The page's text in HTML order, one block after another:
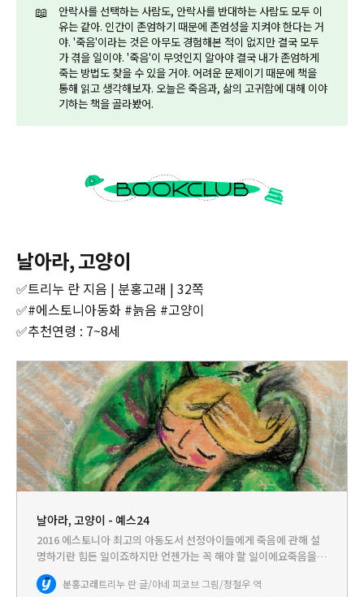
📖
안락사를 선택하는 사람도, 안락사를 반대하는 사람도 모두 이
유는 같아. 인간이 존엄하기 때문에 존엄성을 지켜야 한다는 거
야. '죽음'이라는 것은 아무도 경험해본 적이 없지만 결국 모두
가 겪을 일이야. '죽음'이 무엇인지 알아야 결국 내가 존엄하게
죽는 방법도 찾을 수 있을 거야. 어려운 문제이기 때문에 책을
통해 읽고 생각해보자. 오늘은 죽음과, 삶의 고귀함에 대해 이야
기하는 책을 골라봤어.
날아라, 고양이
✅트리누 란 지음 | 분홍고래 | 32쪽‌
‌✅#에스토니아동화 #늙음 #고양이
‌✅추천연령 : 7~8세
날아라, 고양이 - 예스24
2016 에스토니아 최고의 아동도서 선정아이들에게 죽음에 관해 설
명하기란 힘든 일이죠하지만 언젠가는 꼭 해야 할 일이에요죽음을
생각한다는 것은 삶을 생각하는 것과 같아요태어나고 자라고 나이들
어 가는 것처럼 죽음도 삶의 자연스러운 과정으로 이야기해 주세요
분홍고래트리누 란 글/아네 피코브 그림/정철우 역